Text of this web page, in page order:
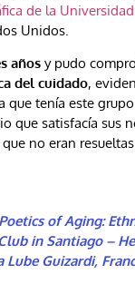
de la
Unidos.
años y pudo
del cuidado,
que tenía este
que satisfacía sus
no eran
of Aging:
in Santiago –
Lube Guizardi,